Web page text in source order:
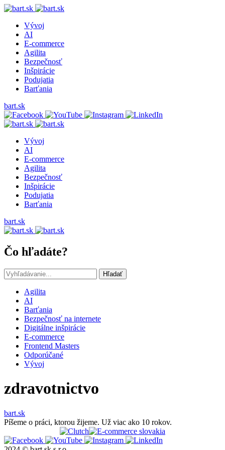
Vývoj
AI
E-commerce
Agilita
Bezpečnosť
Inšpirácie
Podujatia
Barťania
bart.sk
Vývoj
AI
E-commerce
Agilita
Bezpečnosť
Inšpirácie
Podujatia
Barťania
bart.sk
Čo hľadáte?
Hľadať
Agilita
AI
Barťania
Bezpečnosť na internete
Digitálne inšpirácie
E-commerce
Frontend Masters
Odporúčané
Vývoj
zdravotnictvo
bart.sk
Píšeme o práci, ktorou žijeme. Už viac ako 10 rokov.